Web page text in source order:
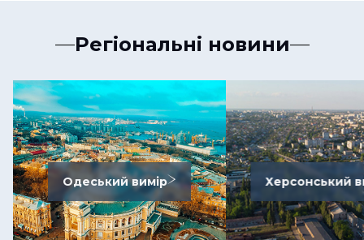
Регіональні новини
Одеський вимір Херсонський